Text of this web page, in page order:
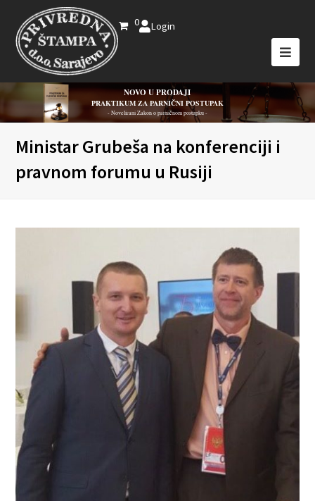
0 Login
NOVO U PRODAJI
PRAKTIKUM ZA PARNIČNI POSTUPAK
- Novelirani Zakon o parničnom postupku -
Ministar Grubeša na konferenciji i
pravnom forumu u Rusiji